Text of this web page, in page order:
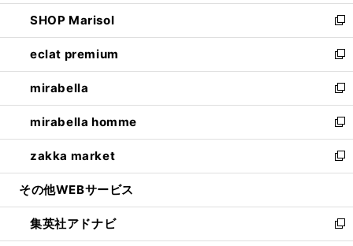
開
く
ウ
で
開
く
ン
ド
ウ
で
開
く
ウ
ィ
ン
ド
ウ
で
開
く
し
い
ウ
ィ
ン
ド
ウ
で
開
く
SHOP Marisol
新
し
い
ウ
ィ
ン
ド
ウ
で
開
eclat premium
新
し
い
ウ
ィ
ン
ド
ウ
開
く
mirabella
新
し
い
ウ
ィ
ン
ウ
で
開
mirabella homme
新
し
い
ウ
ン
ド
ウ
zakka market
新
し
ウ
ィ
ン
その他WEBサービス
集英社アドナビ
新